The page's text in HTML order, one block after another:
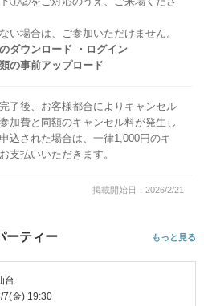
い場合は、ご参加いただけません。
ダウンロード ・ログイン
の事前アップロード
了後、お客様都合によりキャンセル
加費と同額のキャンセル料が発生し
込された場合は、一律1,000円のキ
支払いいただきます。
掲載開始日：2026/2/21
ーティー もっと見る
台
7(金) 19:30